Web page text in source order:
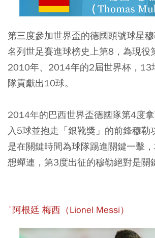
第三度參加世界盃的德國頭號球星
名列世足賽進球榜史上第8，為現役
2010年、2014年的2屆世界杯，13
隊貢獻出10球。
2014年的巴西世界盃德國隊第4度
入5球並抱走「銀靴獎」的前鋒穆勒
是在關鍵時間為球隊踢進關鍵一擊
想蟬連，第3度出征的穆勒絕對是關
˙阿根廷 梅西（Lionel Messi）